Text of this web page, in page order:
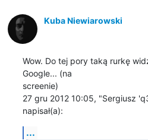
Kuba Niewiarowski
Wow. Do tej pory taką rurkę
Google... (na
screenie)
27 gru 2012 10:05, "Sergiusz
napisał(a):
...